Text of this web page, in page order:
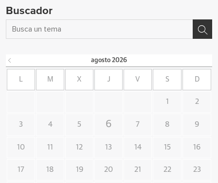
Buscador
agosto 2026
L M X J V S D
1 2
3 4 5 6 7 8 9
10 11 12 13 14 15 16
17 18 19 20 21 22 23